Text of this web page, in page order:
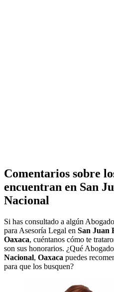
Comentarios sobre
encuentran en San
Nacional
Si has consultado a algún
para Asesoría Legal en San Juan
Oaxaca, cuéntanos cómo te
son sus honorarios. ¿Qué
Nacional, Oaxaca puedes
para que los busquen?